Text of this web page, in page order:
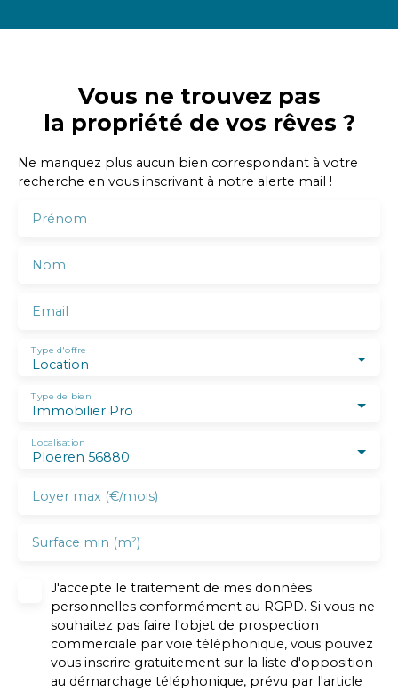
Vous ne trouvez pas
la propriété de vos rêves ?
Ne manquez plus aucun bien correspondant à votre
recherche en vous inscrivant à notre alerte mail !
Prénom
Nom
Email
Location
Type d'offre
Immobilier Pro
Type de bien
Ploeren 56880
Localisation
Loyer max (€/mois)
Surface min (m²)
J'accepte le traitement de mes données
personnelles conformément au RGPD. Si vous ne
souhaitez pas faire l'objet de prospection
commerciale par voie téléphonique, vous pouvez
vous inscrire gratuitement sur la liste d'opposition
au démarchage téléphonique, prévu par l'article